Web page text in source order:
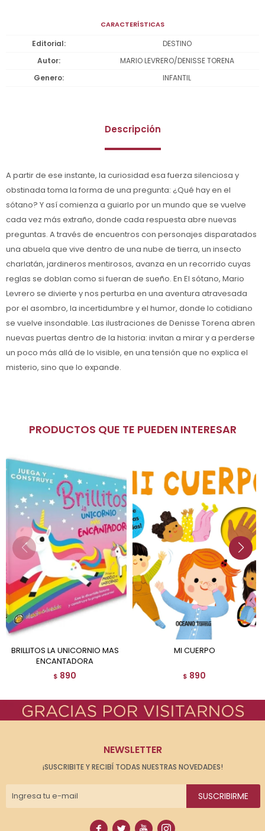
CARACTERÍSTICAS
Editorial
DESTINO
Autor
MARIO LEVRERO/DENISSE TORENA
Genero
INFANTIL
Descripción
A partir de ese instante, la curiosidad esa fuerza silenciosa y
obstinada toma la forma de una pregunta: ¿Qué hay en el
sótano? Y así comienza a guiarlo por un mundo que se vuelve
cada vez más extraño, donde cada respuesta abre nuevas
preguntas. A través de encuentros con personajes disparatados
una abuela que vive dentro de una nube de tierra, un insecto
charlatán, jardineros mentirosos, avanza en un recorrido cuyas
reglas se doblan como si fueran de sueño. En El sótano, Mario
Levrero se divierte y nos perturba en una aventura atravesada
por el asombro, la incertidumbre y el humor, donde lo cotidiano
se vuelve insondable. Las ilustraciones de Denisse Torena abren
nuevas puertas dentro de la historia: invitan a mirar y a perderse
un poco más allá de lo visible, en una tensión que no explica el
misterio, sino que lo expande.
PRODUCTOS QUE TE PUEDEN INTERESAR
BRILLITOS LA UNICORNIO MAS
ENCANTADORA
$ 890
MI CUERPO
$ 890
NEWSLETTER
¡SUSCRIBITE Y RECIBÍ TODAS NUESTRAS NOVEDADES!
SUSCRIBIRME
   